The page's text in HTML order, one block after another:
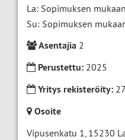
La: Sopimuksen mukaan
Su: Sopimuksen
Asentajia 2
Perustettu: 2025
Yritys rekisteröity:
Osoite
Vipusenkatu 1, 15230